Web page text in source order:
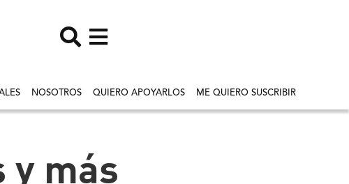
NOSOTROS QUIERO APOYARLOS ME QUIERO SUSCRIBIR
y más